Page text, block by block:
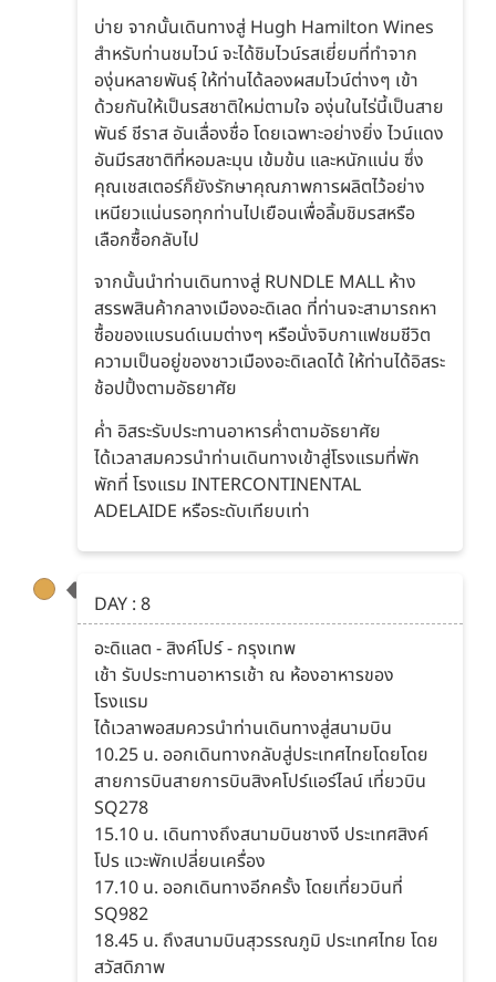
บ่าย จากนั้นเดินทางสู่ Hugh Hamilton Wines
สำหรับท่านชมไวน์ จะได้ชิมไวน์รสเยี่ยมที่ทำจาก
องุ่นหลายพันธุ์ ให้ท่านได้ลองผสมไวน์ต่างๆ เข้า
ด้วยกันให้เป็นรสชาติใหม่ตามใจ องุ่นในไร่นี้เป็นสาย
พันธ์ ชีราส อันเลื่องชื่อ โดยเฉพาะอย่างยิ่ง ไวน์แดง
อันมีรสชาติที่หอมละมุน เข้มข้น และหนักแน่น ซึ่ง
คุณเชสเตอร์ก็ยังรักษาคุณภาพการผลิตไว้อย่าง
เหนียวแน่นรอทุกท่านไปเยือนเพื่อลิ้มชิมรสหรือ
เลือกซื้อกลับไป
จากนั้นนำท่านเดินทางสู่ RUNDLE MALL ห้าง
สรรพสินค้ากลางเมืองอะดิเลด ที่ท่านจะสามารถหา
ซื้อของแบรนด์เนมต่างๆ หรือนั่งจิบกาแฟชมชีวิต
ความเป็นอยู่ของชาวเมืองอะดิเลดได้ ให้ท่านได้อิสระ
ช้อปปิ้งตามอัธยาศัย
ค่ำ อิสระรับประทานอาหารค่ำตามอัธยาศัย
ได้เวลาสมควรนำท่านเดินทางเข้าสู่โรงแรมที่พัก
พักที่ โรงแรม INTERCONTINENTAL
ADELAIDE หรือระดับเทียบเท่า
DAY : 8
อะดิแลต - สิงค์โปร์ - กรุงเทพ
เช้า รับประทานอาหารเช้า ณ ห้องอาหารของ
โรงแรม
ได้เวลาพอสมควรนำท่านเดินทางสู่สนามบิน
10.25 น. ออกเดินทางกลับสู่ประเทศไทยโดยโดย
สายการบินสายการบินสิงคโปร์แอร์ไลน์ เที่ยวบิน
SQ278
15.10 น. เดินทางถึงสนามบินชางงี ประเทศสิงค์
โปร แวะพักเปลี่ยนเครื่อง
17.10 น. ออกเดินทางอีกครั้ง โดยเที่ยวบินที่
SQ982
18.45 น. ถึงสนามบินสุวรรณภูมิ ประเทศไทย โดย
สวัสดิภาพ